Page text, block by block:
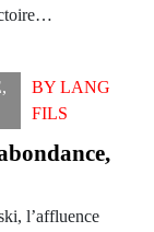
,
BY LANG
FILS
l’affluence